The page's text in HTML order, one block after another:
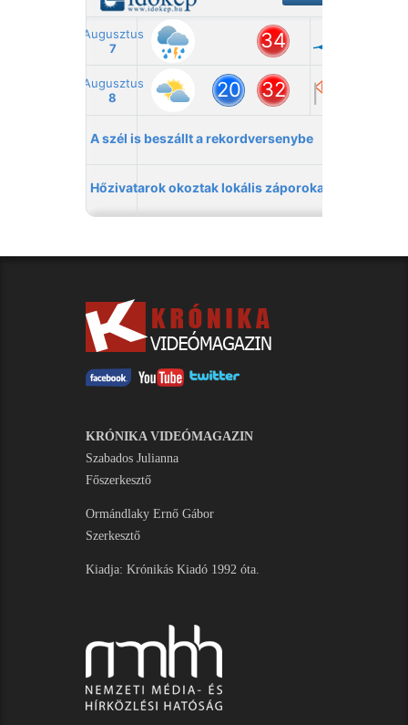
KRÓNIKA VIDEÓMAGAZIN
Szabados Julianna
Főszerkesztő
Ormándlaky Ernő Gábor
Szerkesztő
Kiadja: Krónikás Kiadó 1992 óta.